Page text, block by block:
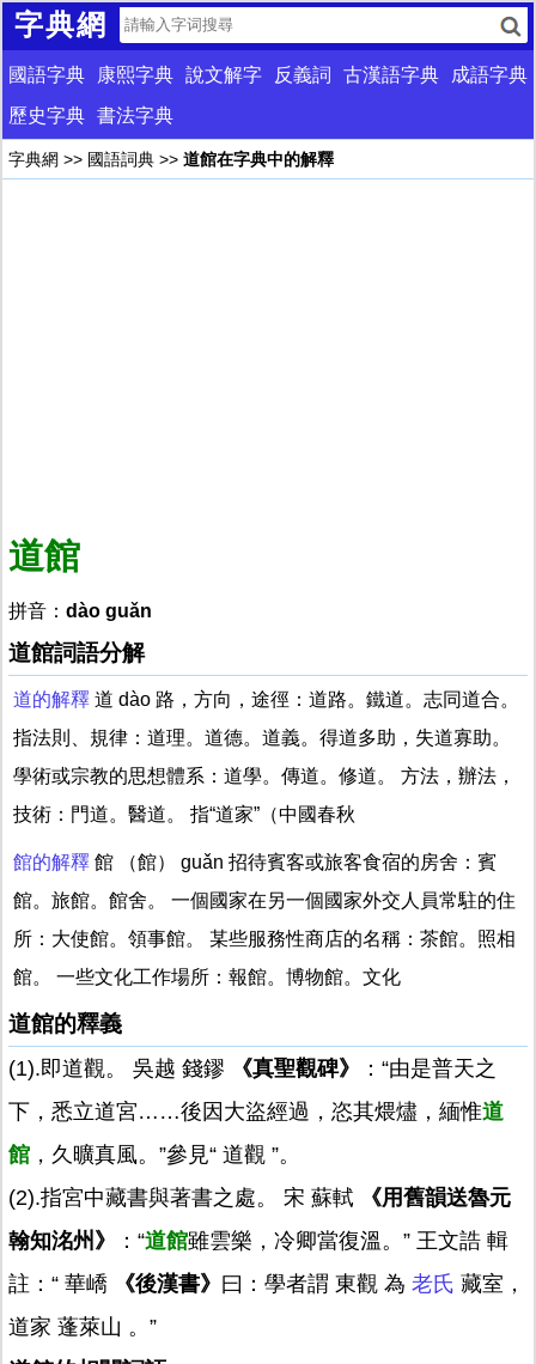
字典網
國語字典 康熙字典 說文解字 反義詞 古漢語字典
成語字典
歷史字典 書法字典
字典網 >> 國語詞典 >> 道館在字典中的解釋
道館
拼音： dào guǎn
道館詞語分解
道的解釋 道 dào 路，方向，途徑：道路。鐵道。志同道合。
指法則、規律：道理。道德。道義。得道多助，失道寡助。
學術或宗教的思想體系：道學。傳道。修道。 方法，辦法，
技術：門道。醫道。 指“道家”（中國春秋
館的解釋 館 （館） guǎn 招待賓客或旅客食宿的房舍：賓
館。旅館。館舍。 一個國家在另一個國家外交人員常駐的住
所：大使館。領事館。 某些服務性商店的名稱：茶館。照相
館。 一些文化工作場所：報館。博物館。文化
道館的釋義
(1).即道觀。 吳越 錢鏐 《真聖觀碑》
：“由是普天之
下，悉立道宮……後因大盜經過，恣其煨燼，緬惟道
館 ，久曠真風。”參見“ 道觀 ”。
(2).指宮中藏書與著書之處。 宋 蘇軾
《用舊韻送魯元
翰知洺州》
：“道館雖雲樂，冷卿當復溫。” 王文誥 輯
註：“ 華嶠
《後漢書》 曰：學者謂 東觀 為 老氏 藏室，
道家 蓬萊山 。”